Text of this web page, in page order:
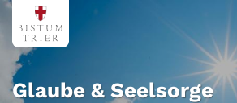
Zum Inhalt springen
Glaube & Seelsorge